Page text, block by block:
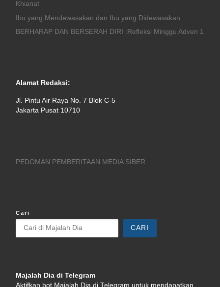
Khianat
Ibu yang Mendewasakan dan Ibu yang Didewasakan
BERHARAP DAN BERSERAH DIRI :Refleksi Minggu Adven 1
Alamat Redaksi:
Jl. Pintu Air Raya No. 7 Blok C-5
Jakarta Pusat 10710
PEDOMAN PEMBERITAAN MEDIA SIBER
Cari
CARI
Majalah Dia di Telegram
Aktifkan bot Majalah Dia di Telegram untuk mendapatkan